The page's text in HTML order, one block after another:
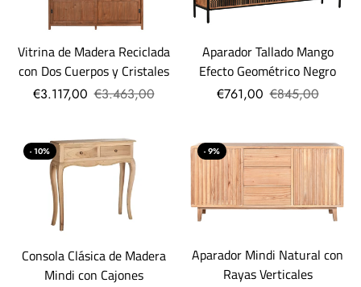
Vitrina de Madera Reciclada
con Dos Cuerpos y Cristales
€3.117,00 €3.463,00
Aparador Tallado Mango
Efecto Geométrico Negro
€761,00 €845,00
- 10%
Consola Clásica de Madera
Mindi con Cajones
- 9%
Aparador Mindi Natural con
Rayas Verticales